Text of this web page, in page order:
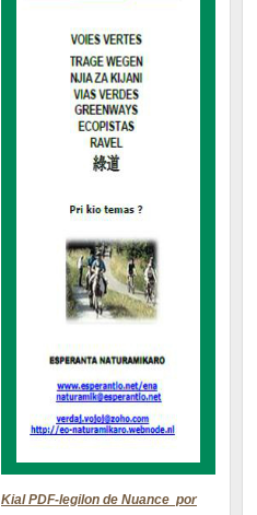
Kial PDF-legilon de Nuance por